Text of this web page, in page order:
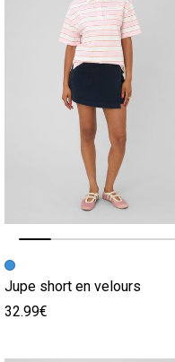
Image précédente
Image suivante
Jupe short en velours
32.99€